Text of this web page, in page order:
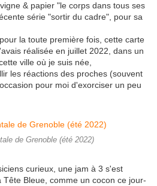
& papier "le corps dans tous ses
série "sortir du cadre", pour sa
la toute première fois, cette carte
réalisée en juillet 2022, dans un
ville où je suis née,
les réactions des proches (souvent
pour moi d'exorciser un peu
de Grenoble (été 2022)
curieux, une jam à 3 s'est
Bleue, comme un cocon ce jour-